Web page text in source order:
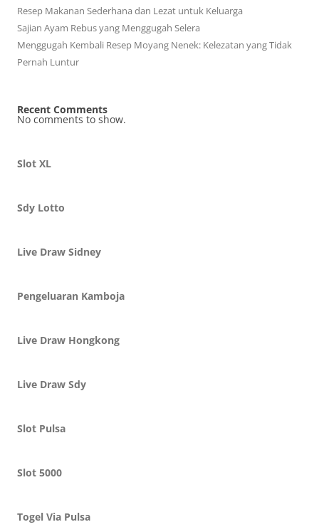
Resep Makanan Sederhana dan Lezat untuk Keluarga
Sajian Ayam Rebus yang Menggugah Selera
Menggugah Kembali Resep Moyang Nenek: Kelezatan yang Tidak
Pernah Luntur
Recent Comments
No comments to show.
Slot XL
Sdy Lotto
Live Draw Sidney
Pengeluaran Kamboja
Live Draw Hongkong
Live Draw Sdy
Slot Pulsa
Slot 5000
Togel Via Pulsa